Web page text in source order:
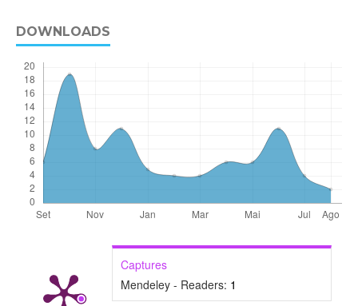
DOWNLOADS
Captures
Mendeley - Readers: 1